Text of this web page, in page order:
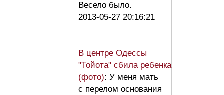
Весело было.
2013-05-27 20:16:21
В центре Одессы
"Тойота" сбила ребенка
(фото): У меня мать
с перелом основания